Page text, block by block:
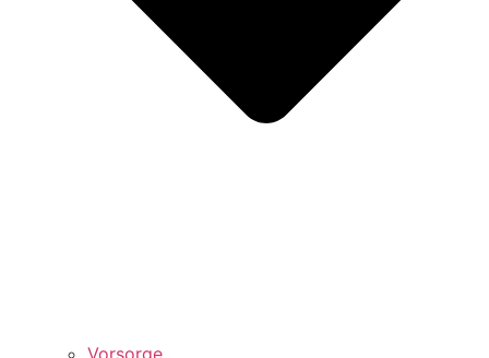
Vorsorge